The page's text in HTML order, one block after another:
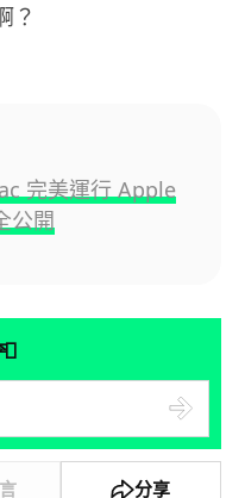
？
完美運行 Apple
公開
📮
分享